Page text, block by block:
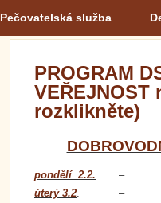
Pečovatelská služba
PROGRAM
VEŘEJNOST
rozklikněte)
pondělí 2.2.
–
úterý 3.2
–